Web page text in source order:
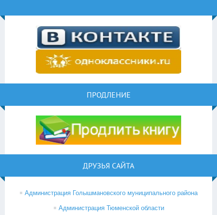
ПРОДЛЕНИЕ
ДРУЗЬЯ САЙТА
Администрация Голышмановского муниципального района
Администрация Тюменской области